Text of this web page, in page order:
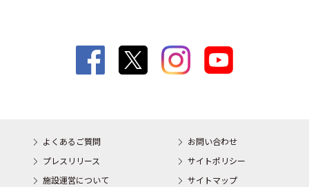
よくあるご質問
お問い合わせ
プレスリリース
サイトポリシー
施設運営について
サイトマップ